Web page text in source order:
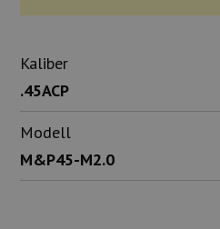
Kaliber
.45ACP
Modell
M&P45-M2.0